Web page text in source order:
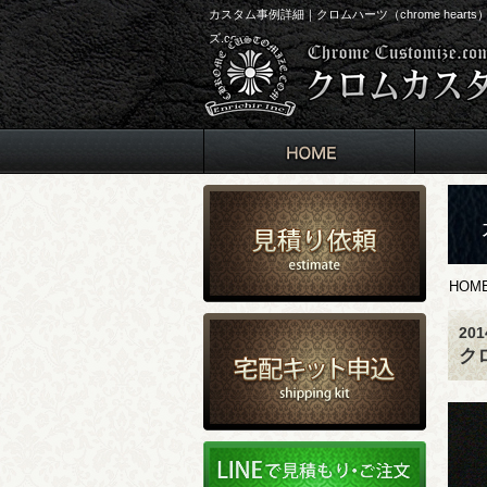
カスタム事例詳細｜クロムハーツ（chrome hearts
ズ.com
ク